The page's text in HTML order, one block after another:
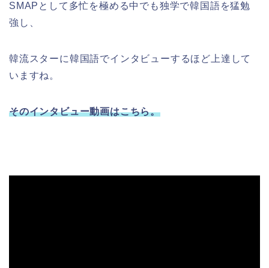
SMAPとして多忙を極める中でも独学で韓国語を猛勉
強し、
韓流スターに韓国語でインタビューするほど上達して
いますね。
そのインタビュー動画はこちら。